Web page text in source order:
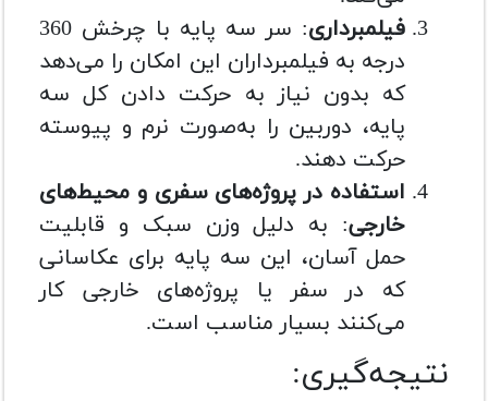
فیلمبرداری
: سر سه پایه با چرخش 360
درجه به فیلمبرداران این امکان را می‌دهد
که بدون نیاز به حرکت دادن کل سه
پایه، دوربین را به‌صورت نرم و پیوسته
حرکت دهند.
استفاده در پروژه‌های سفری و محیط‌های
خارجی: به دلیل وزن سبک و قابلیت
حمل آسان، این سه پایه برای عکاسانی
که در سفر یا پروژه‌های خارجی کار
می‌کنند بسیار مناسب است.
نتیجه‌گیری: